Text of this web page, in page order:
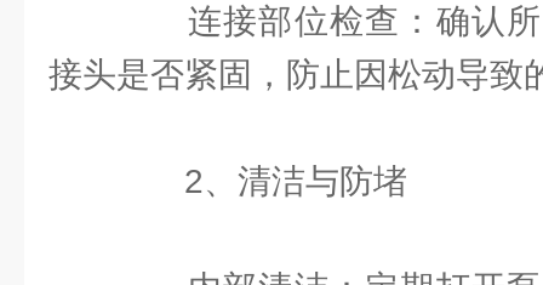
连接部位检查：确认所
接头是否紧固，防止因松动导致
2、清洁与防堵